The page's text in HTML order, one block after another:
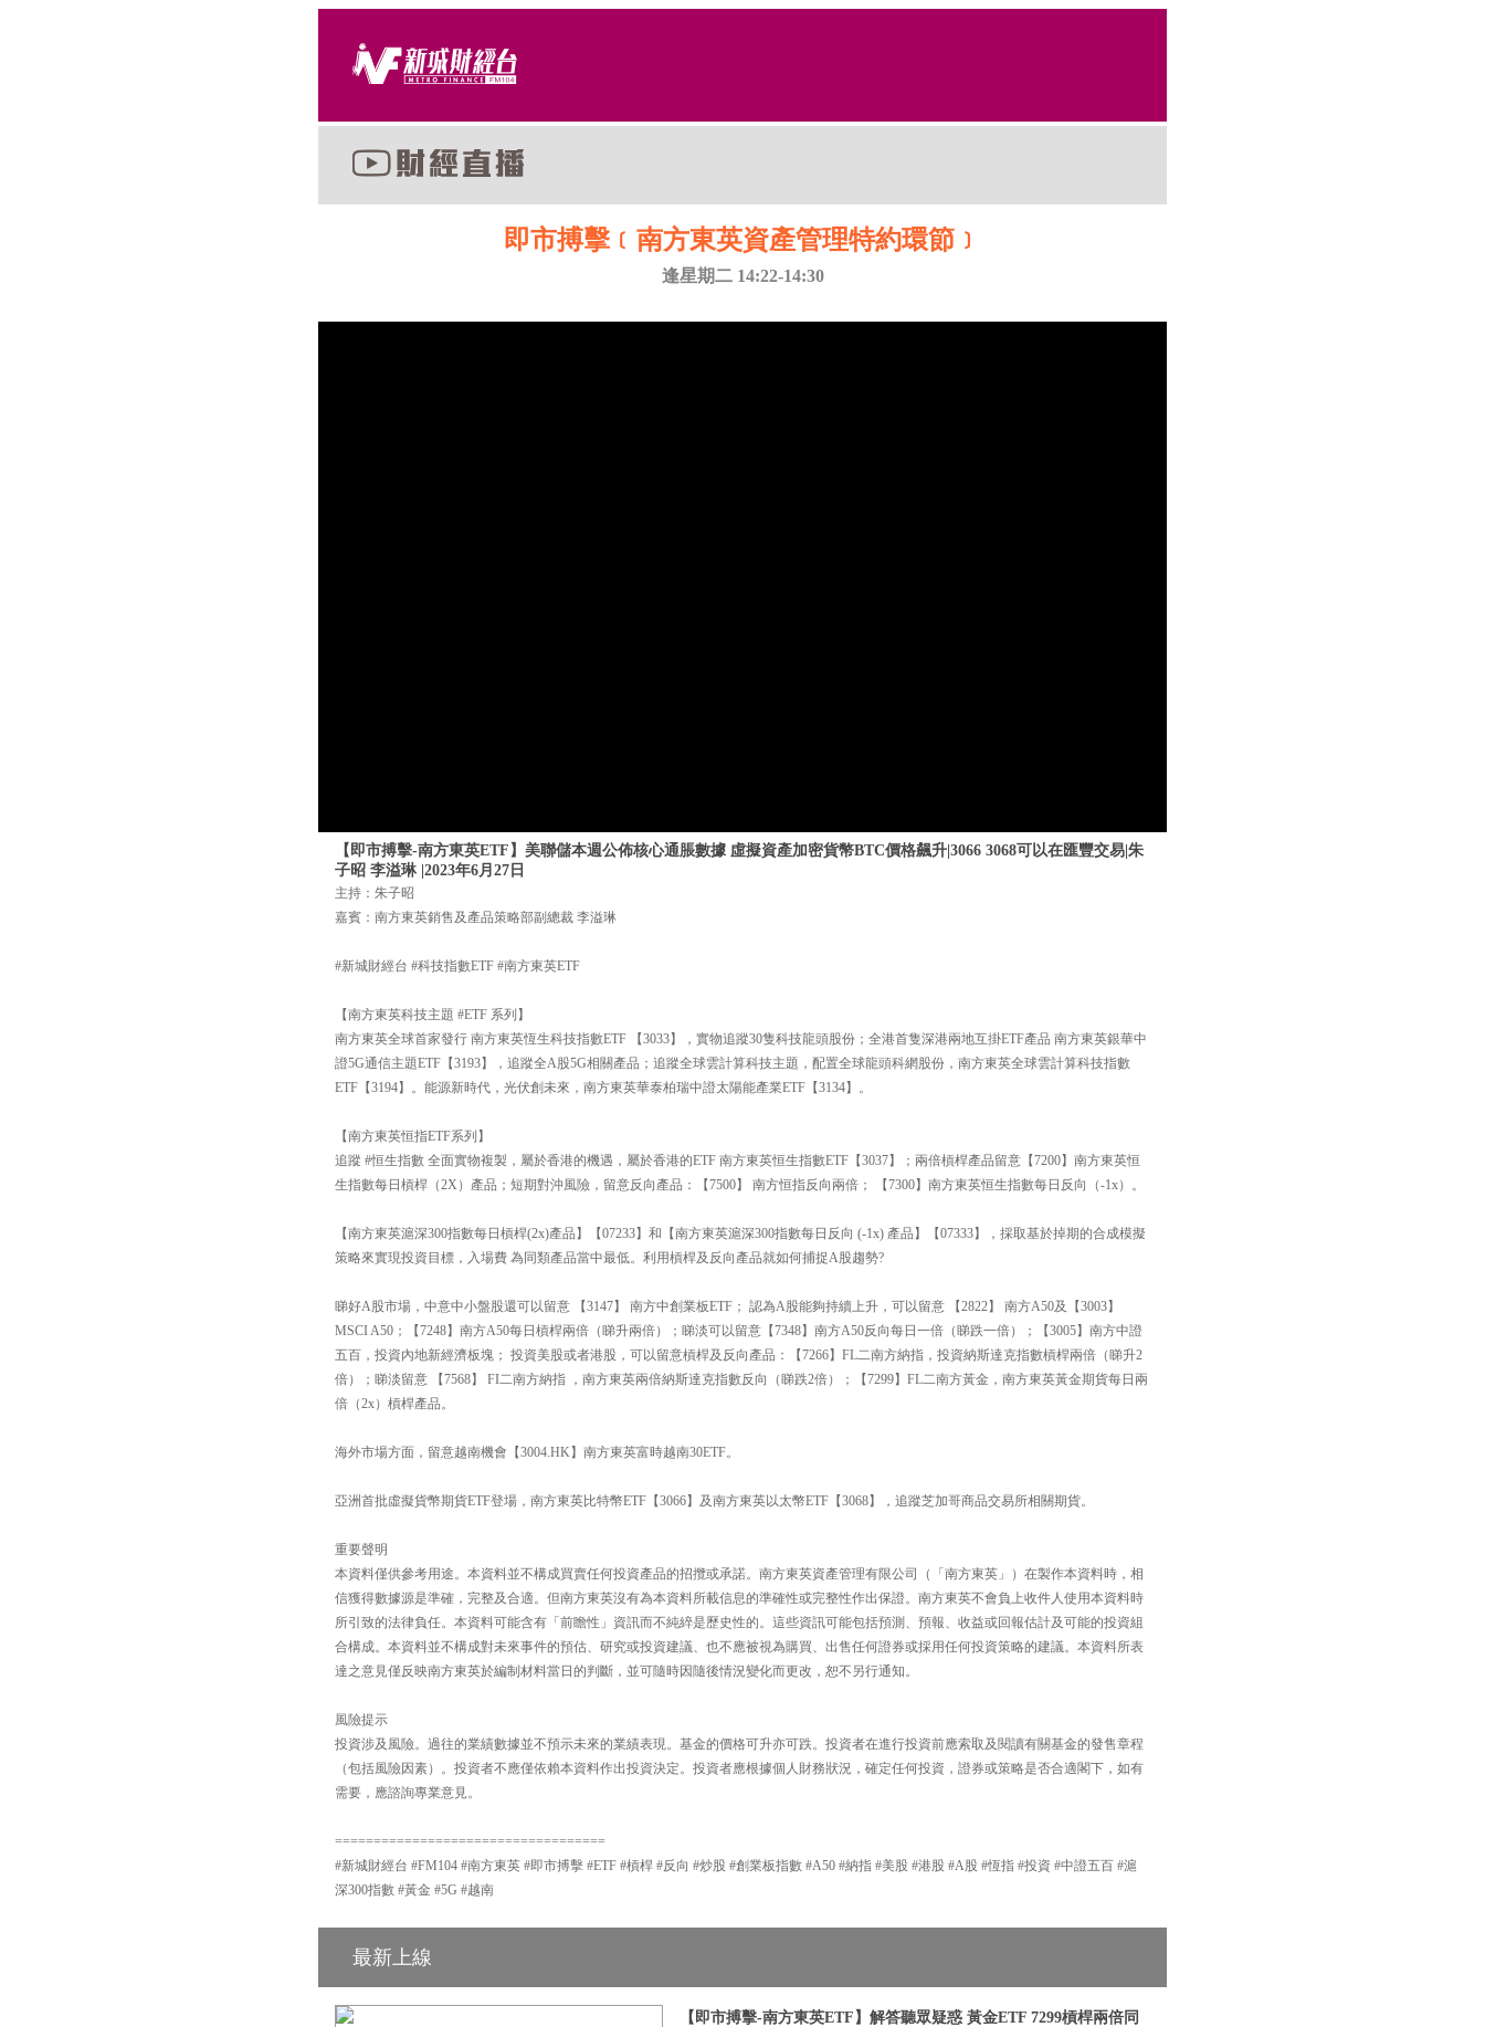
即市搏擊﹝南方東英資產管理特約環節﹞
逢星期二 14:22-14:30
【即市搏擊-南方東英ETF】美聯儲本週公佈核心通脹數據 虛擬資產加密貨幣BTC價格飆升|3066 3068可以在匯豐交易|朱
子昭 李溢琳 |2023年6月27日
主持：朱子昭
嘉賓：南方東英銷售及產品策略部副總裁 李溢琳
#新城財經台 #科技指數ETF #南方東英ETF
【南方東英科技主題 #ETF 系列】
南方東英全球首家發行 南方東英恆生科技指數ETF 【3033】，實物追蹤30隻科技龍頭股份；全港首隻深港兩地互掛ETF產品 南方東英銀華中
證5G通信主題ETF【3193】，追蹤全A股5G相關產品；追蹤全球雲計算科技主題，配置全球龍頭科網股份，南方東英全球雲計算科技指數
ETF【3194】。能源新時代，光伏創未來，南方東英華泰柏瑞中證太陽能產業ETF【3134】。
【南方東英恒指ETF系列】
追蹤 #恒生指數 全面實物複製，屬於香港的機遇，屬於香港的ETF 南方東英恒生指數ETF【3037】；兩倍槓桿產品留意【7200】南方東英恒
生指數每日槓桿（2X）產品；短期對沖風險，留意反向產品：【7500】 南方恒指反向兩倍； 【7300】南方東英恒生指數每日反向（-1x）。
【南方東英滬深300指數每日槓桿(2x)產品】【07233】和【南方東英滬深300指數每日反向 (-1x) 產品】【07333】，採取基於掉期的合成模擬
策略來實現投資目標，入場費 為同類產品當中最低。利用槓桿及反向產品就如何捕捉A股趨勢?
睇好A股市場，中意中小盤股還可以留意 【3147】 南方中創業板ETF； 認為A股能夠持續上升，可以留意 【2822】 南方A50及【3003】
MSCI A50；【7248】南方A50每日槓桿兩倍（睇升兩倍）；睇淡可以留意【7348】南方A50反向每日一倍（睇跌一倍）；【3005】南方中證
五百，投資內地新經濟板塊； 投資美股或者港股，可以留意槓桿及反向產品：【7266】FL二南方納指，投資納斯達克指數槓桿兩倍（睇升2
倍）；睇淡留意 【7568】 FI二南方納指 ，南方東英兩倍納斯達克指數反向（睇跌2倍）；【7299】FL二南方黃金，南方東英黃金期貨每日兩
倍（2x）槓桿產品。
海外市場方面，留意越南機會【3004.HK】南方東英富時越南30ETF。
亞洲首批虛擬貨幣期貨ETF登場，南方東英比特幣ETF【3066】及南方東英以太幣ETF【3068】，追蹤芝加哥商品交易所相關期貨。
重要聲明
本資料僅供參考用途。本資料並不構成買賣任何投資產品的招攬或承諾。南方東英資產管理有限公司（「南方東英」）在製作本資料時，相
信獲得數據源是準確，完整及合適。但南方東英沒有為本資料所載信息的準確性或完整性作出保證。南方東英不會負上收件人使用本資料時
所引致的法律負任。本資料可能含有「前瞻性」資訊而不純綷是歷史性的。這些資訊可能包括預測、預報、收益或回報估計及可能的投資組
合構成。本資料並不構成對未來事件的預估、研究或投資建議、也不應被視為購買、出售任何證券或採用任何投資策略的建議。本資料所表
達之意見僅反映南方東英於編制材料當日的判斷，並可隨時因隨後情況變化而更改，恕不另行通知。
風險提示
投資涉及風險。過往的業績數據並不預示未來的業績表現。基金的價格可升亦可跌。投資者在進行投資前應索取及閱讀有關基金的發售章程
（包括風險因素）。投資者不應僅依賴本資料作出投資決定。投資者應根據個人財務狀況，確定任何投資，證券或策略是否合適閣下，如有
需要，應諮詢專業意見。
===================================
#新城財經台 #FM104 #南方東英 #即市搏擊 #ETF #槓桿 #反向 #炒股 #創業板指數 #A50 #納指 #美股 #港股 #A股 #恆指 #投資 #中證五百 #滬
深300指數 #黃金 #5G #越南
最新上線
【即市搏擊-南方東英ETF】解答聽眾疑惑 黃金ETF 7299槓桿兩倍同